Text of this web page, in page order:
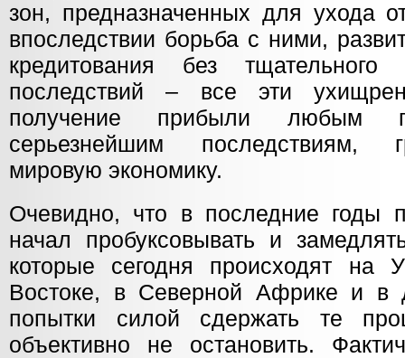
зон, предназначенных для ухода
впоследствии борьба с ними,
кредитования без
последствий – все эти
получение прибыли любым
серьезнейшим последствиям,
мировую экономику.
Очевидно, что в последние годы
начал пробуксовывать и
которые сегодня происходят на
Востоке, в Северной Африке и в
попытки силой сдержать те
объективно не остановить.